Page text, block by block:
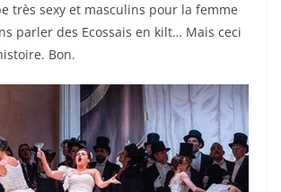
très sexy et masculins pour la femme
parler des Ecossais en kilt… Mais ceci
Bon.